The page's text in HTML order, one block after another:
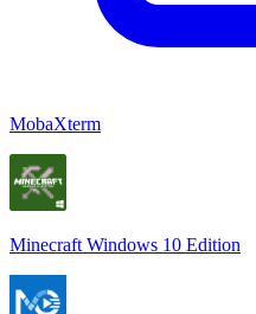
MobaXterm
Minecraft Windows 10 Edition